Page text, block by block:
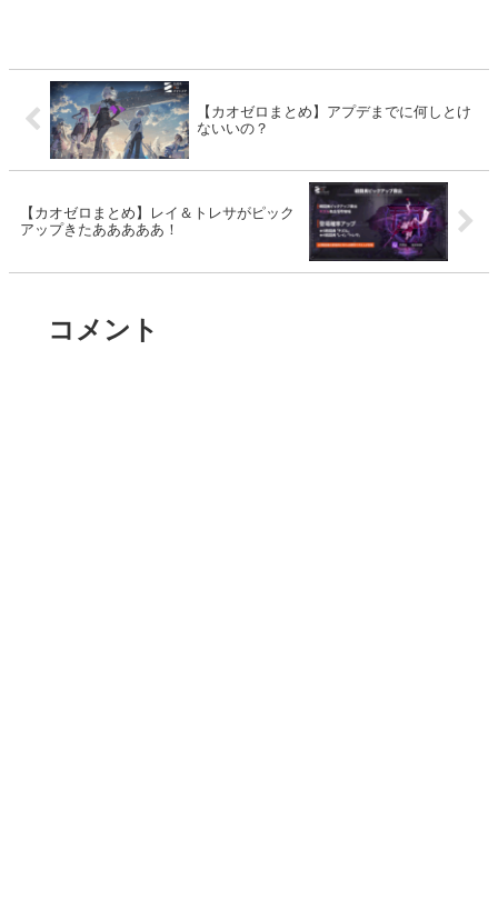
【カオゼロまとめ】アプデまでに何しとけ
ないいの？
【カオゼロまとめ】レイ＆トレサがピック
アップきたあああああ！
コメント